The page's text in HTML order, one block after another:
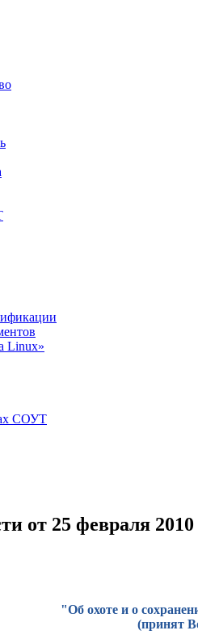
Linux»
СОУТ
от 25 февраля
"Об охоте и о
(принят